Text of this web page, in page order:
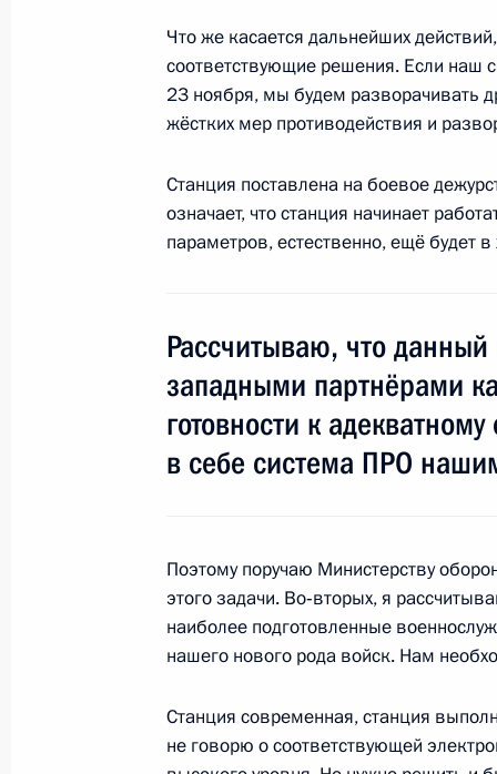
23 ноября 2011 года, среда
Заявление Президента в связи с
23 ноября 2011 года, 16:00 Московская
Встреча с журналистами Южного и
федеральных округов
21 ноября 2011 года, 18:30 Ростов-на-Дону
21 ноября 2011 года, 14:00 Владикавказ
19 ноября 2011 года, суббота
Встреча с журналистами
19 ноября 2011 года, 18:00 Уфа
Что же касается дальнейших
соответствующие решения. Если наш
23 ноября, мы будем разворачивать
жёстких мер противодействия и
Станция поставлена на боевое
означает, что станция начинает
параметров, естественно, ещё будет
Рассчитываю, что
западными партнёрами
готовности к
в себе система ПРО
Поэтому поручаю Министерству
этого задачи. Во‑вторых, я
наиболее подготовленные
нашего нового рода войск. Нам
Станция современная, станция
не говорю о соответствующей